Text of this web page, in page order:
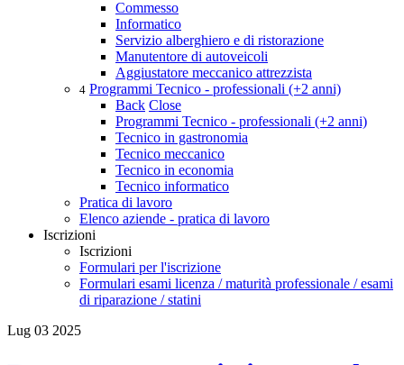
Commesso
Informatico
Servizio alberghiero e di ristorazione
Manutentore di autoveicoli
Aggiustatore meccanico attrezzista
4 Programmi Tecnico - professionali (+2 anni)
Back Close
Programmi Tecnico - professionali (+2 anni)
Tecnico in gastronomia
Tecnico meccanico
Tecnico in economia
Tecnico informatico
Pratica di lavoro
Elenco aziende - pratica di lavoro
Iscrizioni
Iscrizioni
Formulari per l'iscrizione
Formulari esami licenza / maturità professionale / esami
di riparazione / statini
Lug 03 2025